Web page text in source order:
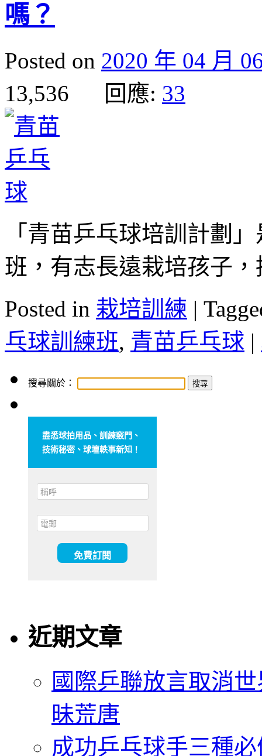
嗎？
Posted on 2020 年 04 月
13,536 回應: 33
「青苗乒乓球培訓計劃
班，有志長遠栽培孩子
Posted in 栽培訓練 |
乓球訓練班, 青苗乒乓球 |
搜尋關於：
盡悉球拍用品、訓練竅門、
技術秘密、球壇軼事新知！
近期文章
國際乒聯放言取消
昧荒唐
成功乒乓球手三種